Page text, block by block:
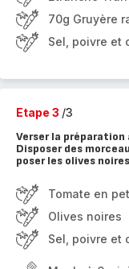
70g Gruyère
Sel, poivre et
Etape 3 /3
Verser la préparation
Disposer des
poser les olives
Tomate en
Olives noires
Sel, poivre et